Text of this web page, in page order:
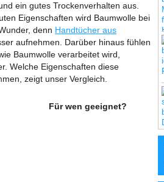
ein gutes Trockenverhalten aus.
Eigenschaften wird Baumwolle bei
denn Handtücher aus
aufnehmen. Darüber hinaus fühlen
Baumwolle verarbeitet wird,
Welche Eigenschaften diese
zeigt unser Vergleich.
Für wen geeignet?